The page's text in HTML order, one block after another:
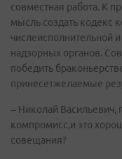
совместная работа. К
мысль создать кодекс
числеисполнительной
надзорных органов.
победить
принесетжелаемые
– Николай Васильевич,
компромисс,и это
совещания?